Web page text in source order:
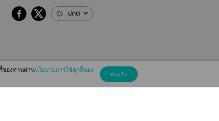
ปกติ
ของท่านผ่านนโยบายการใช้คุกกี้ของ
ยอมรับ